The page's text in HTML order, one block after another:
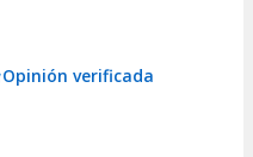
Opinión verificada